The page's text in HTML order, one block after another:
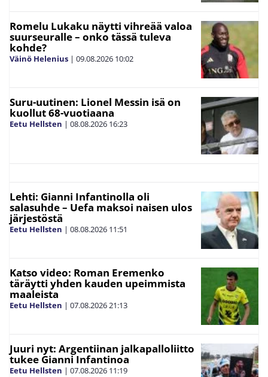
Romelu Lukaku näytti vihreää valoa
suurseuralle – onko tässä tuleva
kohde?
Väinö Helenius | 09.08.2026 10:02
Suru-uutinen: Lionel Messin isä on
kuollut 68-vuotiaana
Eetu Hellsten | 08.08.2026 16:23
Lehti: Gianni Infantinolla oli
salasuhde – Uefa maksoi naisen ulos
järjestöstä
Eetu Hellsten | 08.08.2026 11:51
Katso video: Roman Eremenko
täräytti yhden kauden upeimmista
maaleista
Eetu Hellsten | 07.08.202621:13
Juuri nyt: Argentiinan jalkapalloliitto
tukee Gianni Infantinoa
Eetu Hellsten | 07.08.2026 11:19